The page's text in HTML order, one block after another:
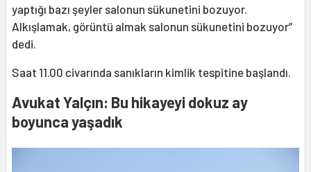
yaptığı bazı şeyler salonun sükunetini bozuyor.
Alkışlamak, görüntü almak salonun sükunetini bozuyor”
dedi.
Saat 11.00 civarında sanıkların kimlik tespitine başlandı.
Avukat Yalçın: Bu hikayeyi dokuz ay
boyunca yaşadık